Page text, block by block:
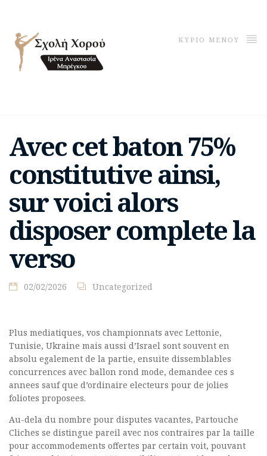
ΚΥΡΙΟ ΜΕΝΟΥ
Avec cet baton 75%
constitutive ainsi,
sur voici alors
disposer complete la
verso
02/02/2026 Uncategorized
Plus mediatiques, vos championnats avec Lettonie,
Tunisie, Ukraine mais aussi d’Israel sont souvent en
absolu egalement de la partie, ensuite dissemblables
concurrences avec ballon rond mode, demandee ces s
annees sauf que d’ordinaire electeurs pour de jolies
foliotes proposees.
Au-dela du nombre pour disputes vacantes, Partouche
Cliches se distingue pareil avec nos contraires par la taille
pour accommodements offertes par certain voit, pouvant